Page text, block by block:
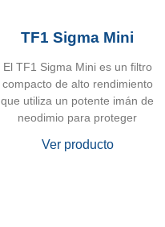
TF1 Sigma Mini
El TF1 Sigma Mini es un filtro
compacto de alto rendimiento
que utiliza un potente imán de
neodimio para proteger
Ver producto